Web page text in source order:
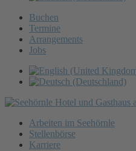
Buchen
Termine
Arrangements
Jobs
Arbeiten im Seehörnle
Stellenbörse
Karriere